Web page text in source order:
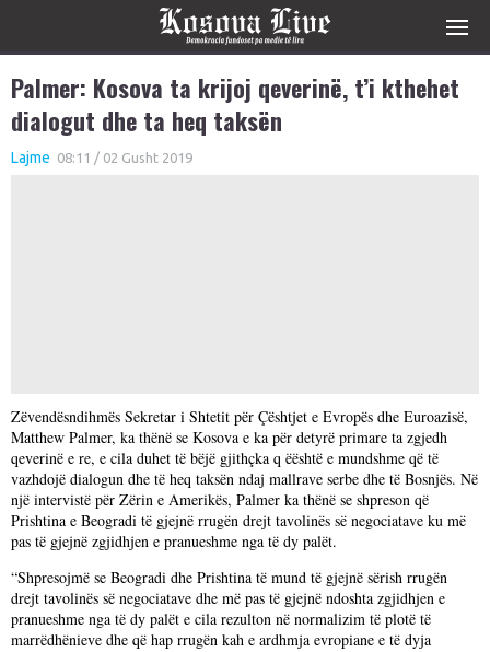
Palmer: Kosova ta krijoj qeverinë, t’i kthehet
dialogut dhe ta heq taksën
Lajme 08:11 / 02 Gusht 2019
Zëvendësndihmës Sekretar i Shtetit për Çështjet e Evropës dhe Euroazisë,
Matthew Palmer, ka thënë se Kosova e ka për detyrë primare ta zgjedh
qeverinë e re, e cila duhet të bëjë gjithçka q ëështë e mundshme që të
vazhdojë dialogun dhe të heq taksën ndaj mallrave serbe dhe të Bosnjës. Në
një intervistë për Zërin e Amerikës, Palmer ka thënë se shpreson që
Prishtina e Beogradi të gjejnë rrugën drejt tavolinës së negociatave ku më
pas të gjejnë zgjidhjen e pranueshme nga të dy palët.
“Shpresojmë se Beogradi dhe Prishtina të mund të gjejnë sërish rrugën
drejt tavolinës së negociatave dhe më pas të gjejnë ndoshta zgjidhjen e
pranueshme nga të dy palët e cila rezulton në normalizim të plotë të
marrëdhënieve dhe që hap rrugën kah e ardhmja evropiane e të dyja